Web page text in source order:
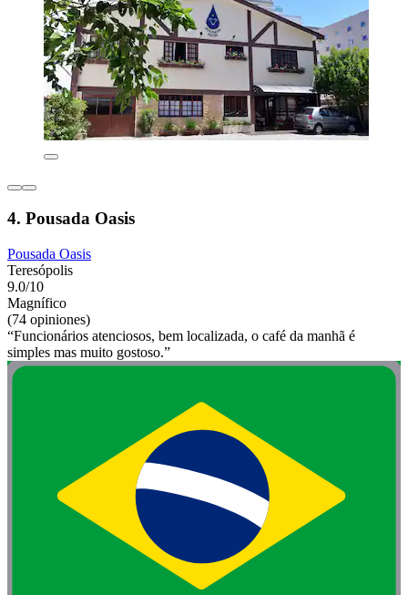
4. Pousada Oasis
Pousada Oasis
Teresópolis
9.0/10
Magnífico
(74 opiniones)
“Funcionários atenciosos, bem localizada, o café da manhã é
simples mas muito gostoso.”